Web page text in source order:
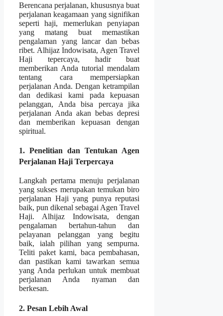
Berencana perjalanan, khususnya buat
perjalanan keagamaan yang signifikan
seperti haji, memerlukan penyiapan
yang matang buat memastikan
pengalaman yang lancar dan bebas
ribet. Alhijaz Indowisata, Agen Travel
Haji tepercaya, hadir buat
memberikan Anda tutorial mendalam
tentang cara mempersiapkan
perjalanan Anda. Dengan ketrampilan
dan dedikasi kami pada kepuasan
pelanggan, Anda bisa percaya jika
perjalanan Anda akan bebas depresi
dan memberikan kepuasan dengan
spiritual.
1. Penelitian dan Tentukan Agen
Perjalanan Haji Terpercaya
Langkah pertama menuju perjalanan
yang sukses merupakan temukan biro
perjalanan Haji yang punya reputasi
baik, pun dikenal sebagai Agen Travel
Haji. Alhijaz Indowisata, dengan
pengalaman bertahun-tahun dan
pelayanan pelanggan yang begitu
baik, ialah pilihan yang sempurna.
Teliti paket kami, baca pembahasan,
dan pastikan kami tawarkan semua
yang Anda perlukan untuk membuat
perjalanan Anda nyaman dan
berkesan.
2. Pesan Lebih Awal